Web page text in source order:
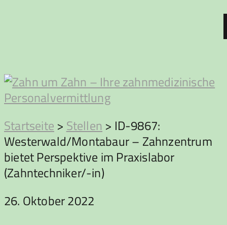
Zahn
um
Zahn
Startseite > Stellen > ID-9867:
Westerwald/Montabaur – Zahnzentrum
bietet Perspektive im Praxislabor
(Zahntechniker/-in)
26. Oktober 2022